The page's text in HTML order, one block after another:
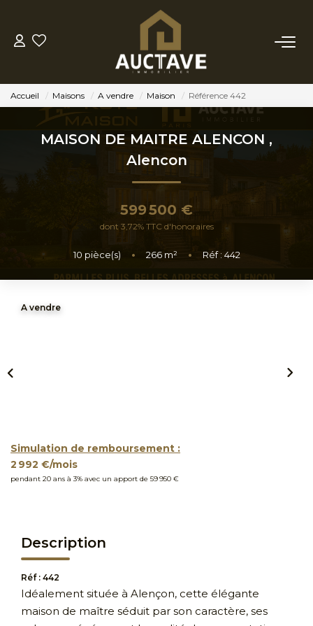
ACHETER
ESTIMER
BIENS VENDUS
CONTACT
Accueil Maisons A vendre Maison Référence 442
MAISON DE MAITRE ALENCON ,
Alencon
599 500 €
dont 3,72% TTC d'honoraires
10 pièce(s) • 266m² • Réf : 442
A vendre
Simulation de remboursement :
2 992 €/mois
pendant 20 ans à 3% avec un apport de 59 950 €
Description
Réf : 442
Idéalement située à Alençon, cette élégante
maison de maître séduit par son caractère, ses